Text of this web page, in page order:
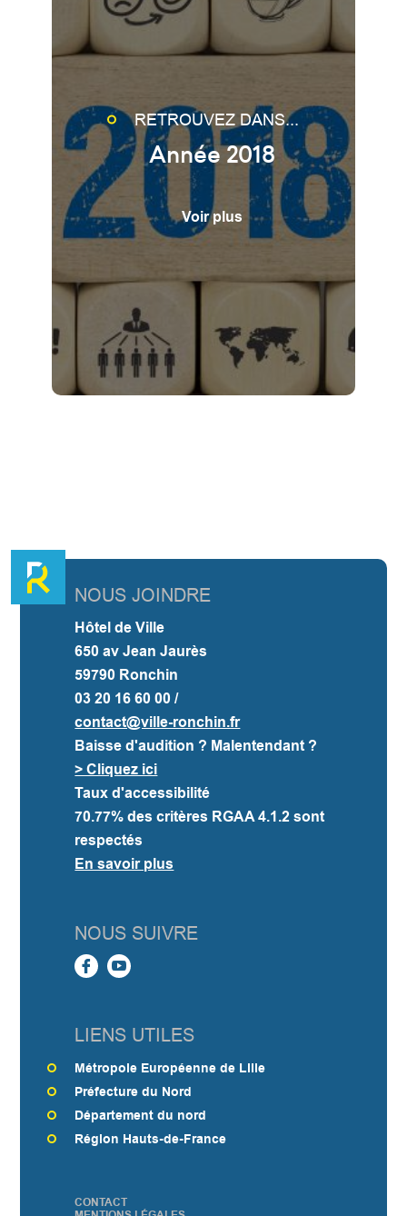
RETROUVEZ DANS...
Année 2018
Voir plus
NOUS JOINDRE
Hôtel de Ville
650 av Jean Jaurès
59790 Ronchin
03 20 16 60 00 /
contact@ville-ronchin.fr
Baisse d'audition ? Malentendant ?
> Cliquez ici
Taux d'accessibilité
70.77% des critères RGAA 4.1.2 sont
respectés
En savoir plus
NOUS SUIVRE
LIENS UTILES
Métropole Européenne de Lille
Préfecture du Nord
Département du nord
Région Hauts-de-France
PIED
CONTACT